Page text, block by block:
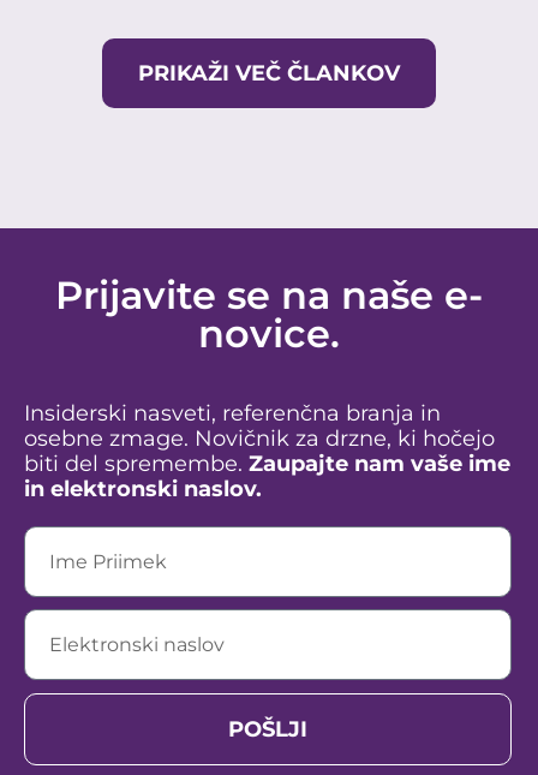
PRIKAŽI VEČ ČLANKOV
Prijavite se na naše e-
novice.
Insiderski nasveti, referenčna branja in
osebne zmage. Novičnik za drzne, ki hočejo
biti del spremembe. Zaupajte nam vaše ime
in elektronski naslov.
POŠLJI